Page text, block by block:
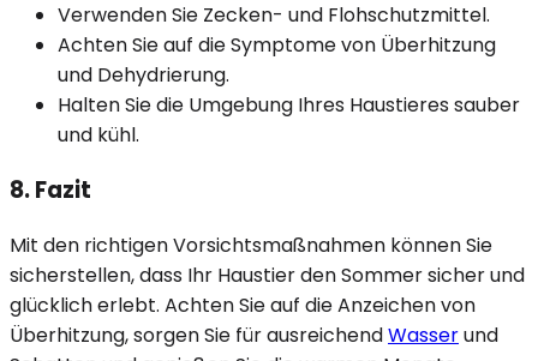
Verwenden Sie Zecken- und Flohschutzmittel.
Achten Sie auf die Symptome von Überhitzung
und Dehydrierung.
Halten Sie die Umgebung Ihres Haustieres sauber
und kühl.
8. Fazit
Mit den richtigen Vorsichtsmaßnahmen können Sie
sicherstellen, dass Ihr Haustier den Sommer sicher und
glücklich erlebt. Achten Sie auf die Anzeichen von
Überhitzung, sorgen Sie für ausreichendWasserund